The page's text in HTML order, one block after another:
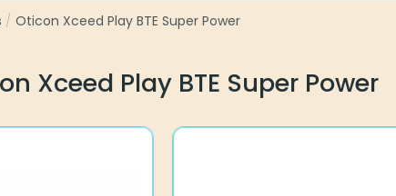
/ Oticon Xceed Play BTE Super Power
Xceed Play BTE Super Power